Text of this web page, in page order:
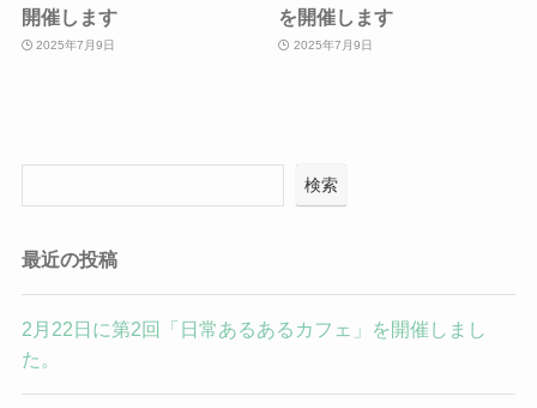
開催します
2025年7月9日
を開催します
2025年7月9日
検索
最近の投稿
2月22日に第2回「日常あるあるカフェ」を開催しまし
た。